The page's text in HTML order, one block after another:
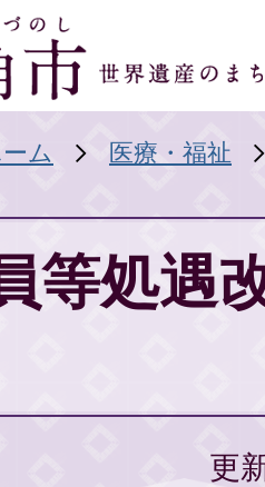
ム 医療・福祉
等処遇
更